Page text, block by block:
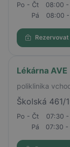
Po - Čt
08:00 -
Pá
08:00 -
Rezervovat
Lékárna AVE
poliklinika
Školská 461/
Po - Čt
07:30 -
Pá
07:30 -